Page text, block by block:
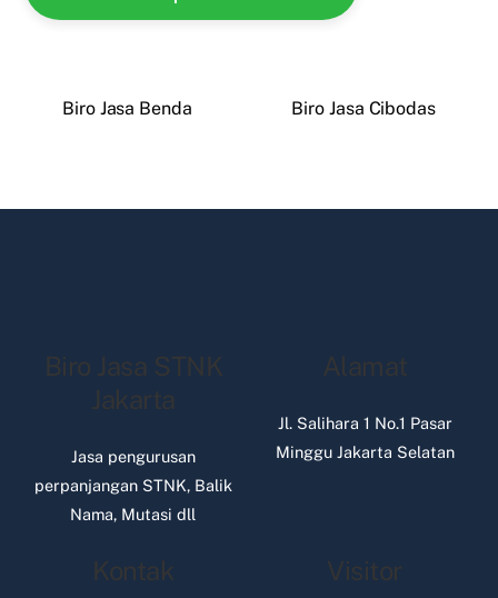
Biro Jasa Benda Biro Jasa Cibodas
Biro Jasa STNK
Jakarta
Jasa pengurusan
perpanjangan STNK, Balik
Nama, Mutasi dll
Alamat
Jl. Salihara 1 No.1 Pasar
Minggu Jakarta Selatan
Kontak Visitor